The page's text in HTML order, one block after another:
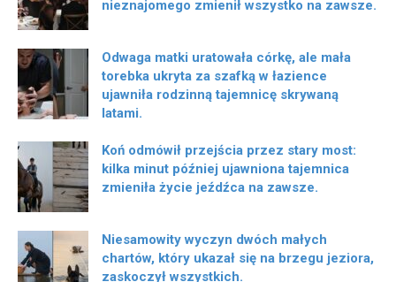
nieznajomego zmienił wszystko na zawsze.
Odwaga matki uratowała córkę, ale mała
torebka ukryta za szafką w łazience
ujawniła rodzinną tajemnicę skrywaną
latami.
Koń odmówił przejścia przez stary most:
kilka minut później ujawniona tajemnica
zmieniła życie jeźdźca na zawsze.
Niesamowity wyczyn dwóch małych
chartów, który ukazał się na brzegu jeziora,
zaskoczył wszystkich.